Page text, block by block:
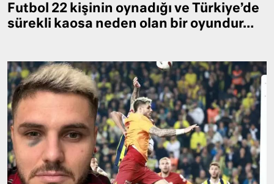
Futbol 22 kişinin oynadığı ve Türkiye’de
sürekli kaosa neden olan bir oyundur…